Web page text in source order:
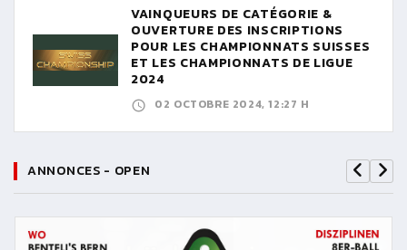
VAINQUEURS DE CATÉGORIE &
OUVERTURE DES INSCRIPTIONS
POUR LES CHAMPIONNATS SUISSES
ET LES CHAMPIONNATS DE LIGUE
2024
02 OCTOBRE 2024, 12:27 H
ANNONCES - OPEN